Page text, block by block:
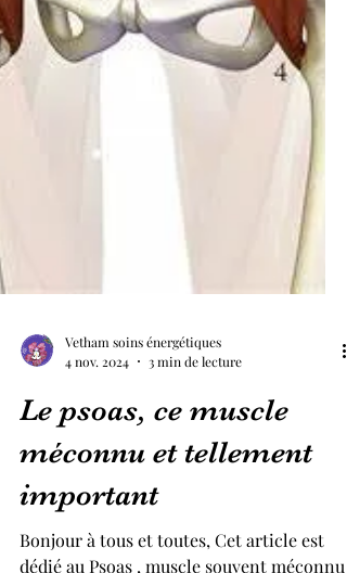
Vetham soins énergétiques
4 nov. 2024
3 min de lecture
Le psoas, ce muscle
méconnu et tellement